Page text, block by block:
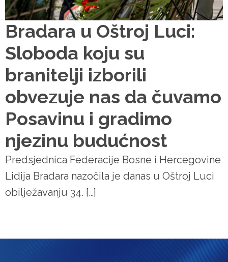
Bradara u Oštroj Luci:
Sloboda koju su
branitelji izborili
obvezuje nas da čuvamo
Posavinu i gradimo
njezinu budućnost
Predsjednica Federacije Bosne i Hercegovine
Lidija Bradara nazočila je danas u Oštroj Luci
obilježavanju 34. […]